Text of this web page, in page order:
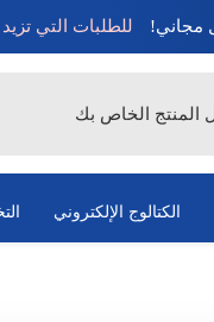
توصيل مجاني! للطلبات التي
الكتالوج الإلكتروني